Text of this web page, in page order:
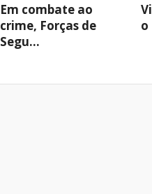
Em combate ao
crime, Forças de
Segu...
o